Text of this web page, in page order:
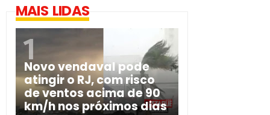
MAIS LIDAS
Novo vendaval pode
atingir o RJ, com risco
de ventos acima de 90
km/h nos próximos dias